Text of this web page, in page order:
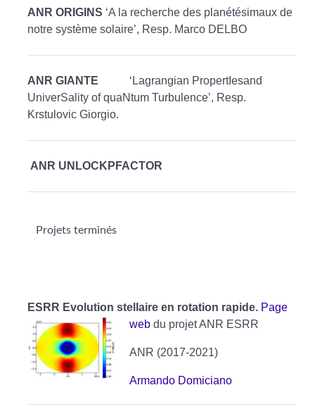
ANR ORIGINS ‘A la recherche des planétésimaux de
notre système solaire’, Resp. Marco DELBO
ANR GIANTE ‘Lagrangian PropertIesand
UniverSality of quaNtum Turbulence’, Resp.
Krstulovic Giorgio.
ANR UNLOCKPFACTOR
Projets terminés
ESRR Evolution stellaire en rotation rapide. Page
web du projet ANR ESRR
ANR (2017-2021)
Armando Domiciano